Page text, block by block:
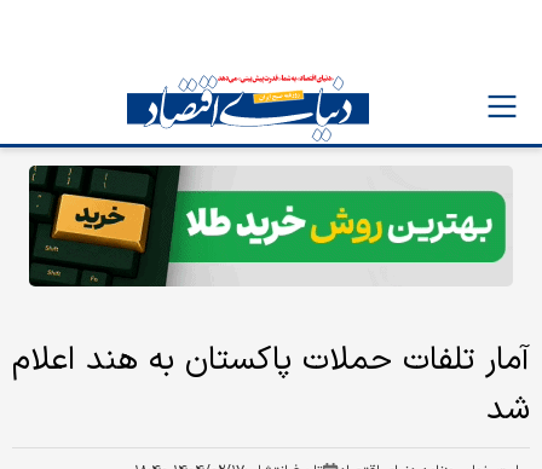
آمار تلفات حملات پاکستان به هند اعلام
شد